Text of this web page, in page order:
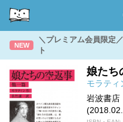
NEW
＼プレミアム会員限定
ト
娘たち
モラティ
岩波書店